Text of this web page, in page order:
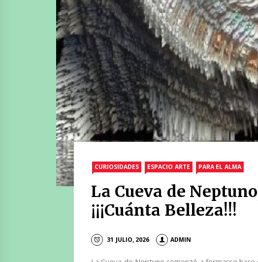
CURIOSIDADES ESPACIO ARTE PARA EL ALMA
La Cueva de
¡¡¡Cuánta Belleza!!!
31 JULIO, 2026 ADMIN